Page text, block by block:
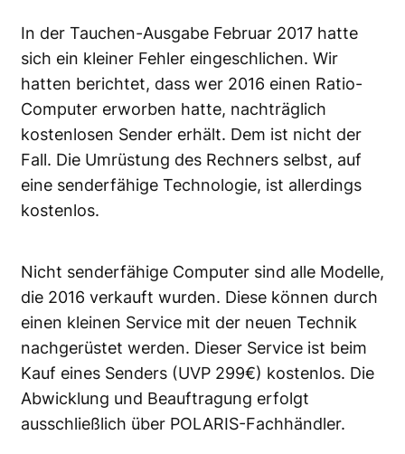
In der Tauchen-Ausgabe Februar 2017 hatte
sich ein kleiner Fehler eingeschlichen. Wir
hatten berichtet, dass wer 2016 einen Ratio-
Computer erworben hatte, nachträglich
kostenlosen Sender erhält. Dem ist nicht der
Fall. Die Umrüstung des Rechners selbst, auf
eine senderfähige Technologie, ist allerdings
kostenlos.
Nicht senderfähige Computer sind alle Modelle,
die 2016 verkauft wurden. Diese können durch
einen kleinen Service mit der neuen Technik
nachgerüstet werden. Dieser Service ist beim
Kauf eines Senders (UVP 299€) kostenlos. Die
Abwicklung und Beauftragung erfolgt
ausschließlich über POLARIS-Fachhändler.